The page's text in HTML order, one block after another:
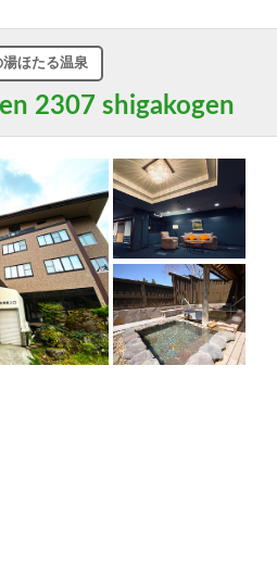
2307 shigakogen
湯ほたる温泉